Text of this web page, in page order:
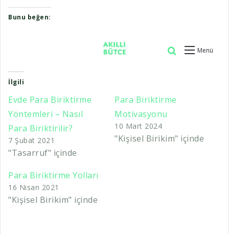
Bunu beğen:
İlgili
Evde Para Biriktirme
Yöntemleri – Nasıl
Para Biriktirilir?
7 Şubat 2021
"Tasarruf" içinde
Para Biriktirme
Motivasyonu
10 Mart 2024
"Kişisel Birikim" içinde
Para Biriktirme Yolları
16 Nisan 2021
"Kişisel Birikim" içinde